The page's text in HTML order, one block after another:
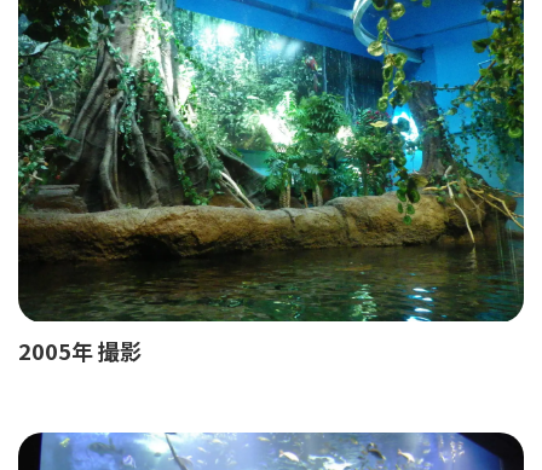
2005年 撮影